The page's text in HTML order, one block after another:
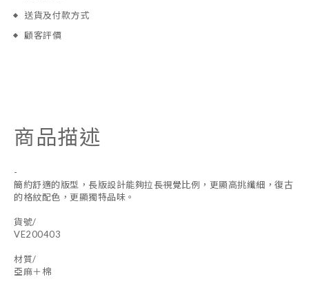
送貨及付款方式
顧客評價
商品描述
-
簡約舒適的版型，長版設計能夠拉長視覺比例，更顯高挑纖細，復古
的格紋配色，更顯獨特品味。
貨號/
VE200403
材質/
亞麻＋棉